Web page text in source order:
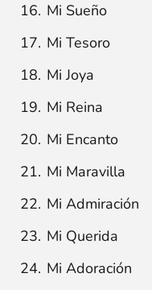
Mi Sueño
Mi Tesoro
Mi Joya
Mi Reina
Mi Encanto
Mi Maravilla
Mi Admiración
Mi Querida
Mi Adoración